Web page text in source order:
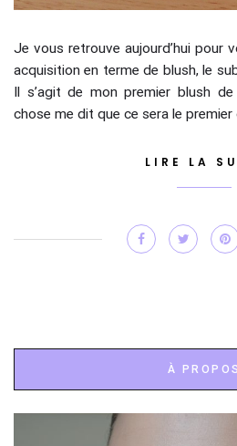
Je vous retrouve aujourd’hui pour
acquisition en terme de blush, le
Il s’agit de mon premier blush
chose me dit que ce sera le premier
LIRE LA
À PROPOS